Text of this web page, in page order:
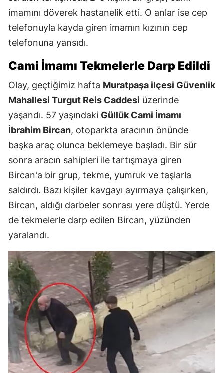
imamını döverek hastanelik etti. O anlar ise cep
telefonuyla kayda giren imamın kızının cep
telefonuna yansıdı.
Cami İmamı Tekmelerle Darp Edildi
Olay, geçtiğimiz hafta Muratpaşa ilçesi Güvenlik
Mahallesi Turgut Reis Caddesi üzerinde
yaşandı. 57 yaşındaki Güllük Cami İmamı
İbrahim Bircan, otoparkta aracının önünde
başka araç olunca beklemeye başladı. Bir sür
sonra aracın sahipleri ile tartışmaya giren
Bircan'a bir grup, tekme, yumruk ve taşlarla
saldırdı. Bazı kişiler kavgayı ayırmaya çalışırken,
Bircan, aldığı darbeler sonrası yere düştü. Yerde
de tekmelerle darp edilen Bircan, yüzünden
yaralandı.